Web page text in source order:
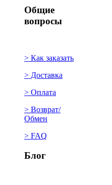
Общие
вопросы
> Как заказать
> Доставка
> Оплата
> Возврат/
Обмен
> FAQ
Блог